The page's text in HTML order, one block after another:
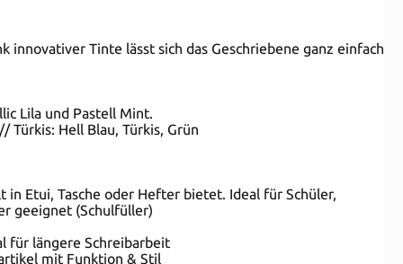
innovativer Tinte lässt sich das Geschriebene ganz einfach
Lila und Pastell Mint.
Türkis: Hell Blau, Türkis, Grün
Etui, Tasche oder Hefter bietet. Ideal für Schüler,
geeignet (Schulfüller)
für längere Schreibarbeit
mit Funktion & Stil